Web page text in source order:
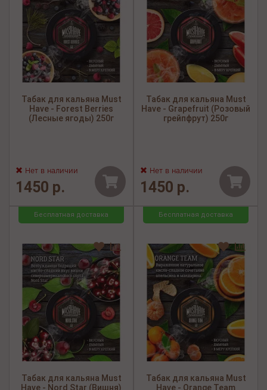
Табак для кальяна Must
Have - Forest Berries
(Лесные ягоды) 250г
Нет в наличии
1450 р.
Табак для кальяна Must
Have - Grapefruit (Розовый
грейпфрут) 250г
Нет в наличии
1450 р.
Бесплатная доставка
Табак для кальяна Must
Have - Nord Star (Вишня)
Бесплатная доставка
Табак для кальяна Must
Have - Orange Team